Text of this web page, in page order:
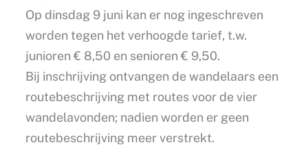
Op dinsdag 9 juni kan er nog ingeschreven
worden tegen het verhoogde tarief, t.w.
junioren € 8,50 en senioren € 9,50.
Bij inschrijving ontvangen de wandelaars een
routebeschrijving met routes voor de vier
wandelavonden; nadien worden er geen
routebeschrijving meer verstrekt.